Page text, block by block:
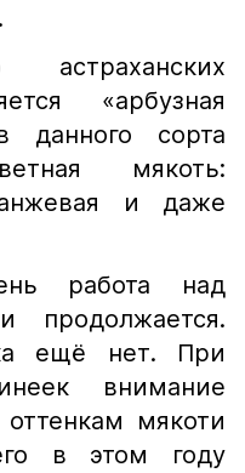
«арбузная
данного сорта
мякоть:
и даже
работа над
продолжается.
ещё нет. При
внимание
мякоти
в этом году